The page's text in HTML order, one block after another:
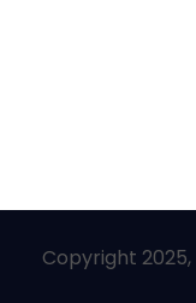
Copyright 2025,